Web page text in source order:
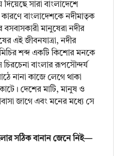
সারা বাংলাদেশে
বাংলাদেশকে নদীমাতৃক
মানুষেরা নদীর
এই জীবনযাত্রা, নদীর
শব্দ একটি কিশোর মনকে
চিরচেনা বাংলার রূপসৌন্দর্য
নানা কাজে লেগে থাকা
দেশের মাটি, মানুষ ও
জাগে এবং মনের মধ্যে সে
সঠিক বানান জেনে নিই—